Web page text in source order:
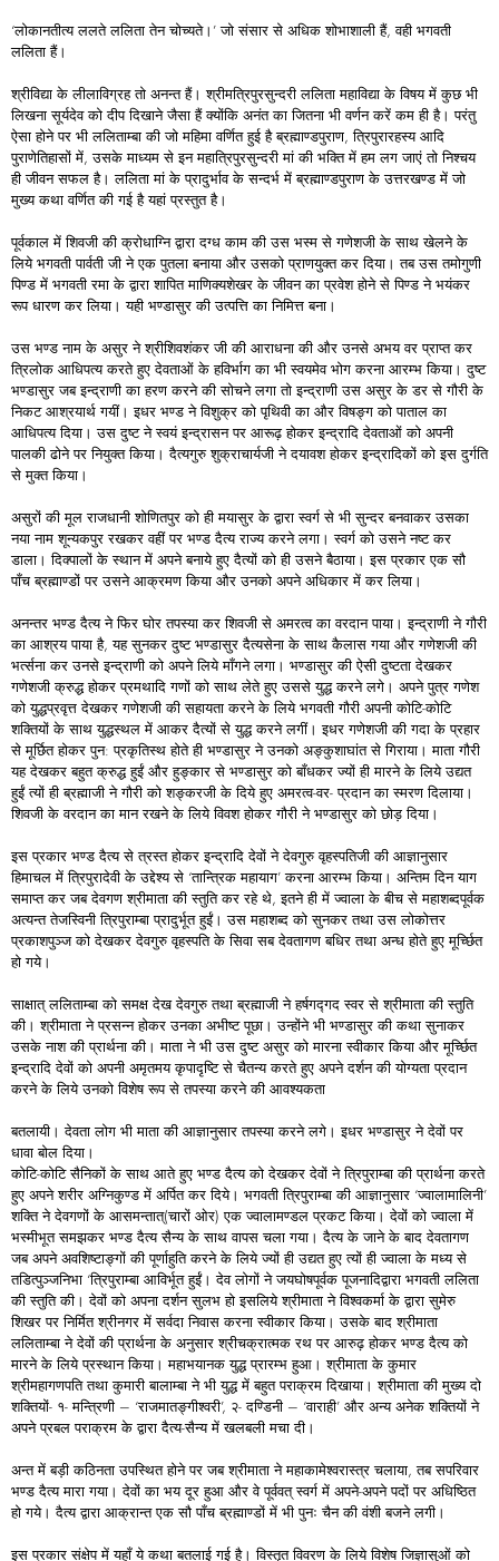
‘लोकानतीत्य ललते ललिता तेन चोच्यते।’ जो संसार से अधिक शोभाशाली हैं, वही भगवती
ललिता हैं।
श्रीविद्या के लीलाविग्रह तो अनन्त हैं। श्रीमत्रिपुरसुन्दरी ललिता महाविद्या के विषय में कुछ भी
लिखना सूर्यदेव को दीप दिखाने जैसा हैं क्योंकि अनंत का जितना भी वर्णन करें कम ही है। परंतु
ऐसा होने पर भी ललिताम्बा की जो महिमा वर्णित हुई है ब्रह्माण्डपुराण, त्रिपुरारहस्य आदि
पुराणेतिहासों में, उसके माध्यम से इन महात्रिपुरसुन्दरी मां की भक्ति में हम लग जाएं तो निश्चय
ही जीवन सफल है। ललिता मां के प्रादुर्भाव के सन्दर्भ में ब्रह्माण्डपुराण के उत्तरखण्ड में जो
मुख्य कथा वर्णित की गई है यहां प्रस्तुत है।
पूर्वकाल में शिवजी की क्रोधाग्नि द्वारा दग्ध काम की उस भस्म से गणेशजी के साथ खेलने के
लिये भगवती पार्वती जी ने एक पुतला बनाया और उसको प्राणयुक्त कर दिया। तब उस तमोगुणी
पिण्ड में भगवती रमा के द्वारा शापित माणिक्यशेखर के जीवन का प्रवेश होने से पिण्ड ने भयंकर
रूप धारण कर लिया। यही भण्डासुर की उत्पत्ति का निमित्त बना।
उस भण्ड नाम के असुर ने श्रीशिवशंकर जी की आराधना की और उनसे अभय वर प्राप्त कर
त्रिलोक आधिपत्य करते हुए देवताओं के हविर्भाग का भी स्वयमेव भोग करना आरम्भ किया। दुष्ट
भण्डासुर जब इन्द्राणी का हरण करने की सोचने लगा तो इन्द्राणी उस असुर के डर से गौरी के
निकट आश्रयार्थ गयीं। इधर भण्ड ने विशुक्र को पृथिवी का और विषङ्ग को पाताल का
आधिपत्य दिया। उस दुष्ट ने स्वयं इन्द्रासन पर आरूढ़ होकर इन्द्रादि देवताओं को अपनी
पालकी ढोने पर नियुक्त किया। दैत्यगुरु शुक्राचार्यजी ने दयावश होकर इन्द्रादिकों को इस दुर्गति
से मुक्त किया।
असुरों की मूल राजधानी शोणितपुर को ही मयासुर के द्वारा स्वर्ग से भी सुन्दर बनवाकर उसका
नया नाम शून्यकपुर रखकर वहीं पर भण्ड दैत्य राज्य करने लगा। स्वर्ग को उसने नष्ट कर
डाला। दिक्पालों के स्थान में अपने बनाये हुए दैत्यों को ही उसने बैठाया। इस प्रकार एक सौ
पाँच ब्रह्माण्डों पर उसने आक्रमण किया और उनको अपने अधिकार में कर लिया।
अनन्तर भण्ड दैत्य ने फिर घोर तपस्या कर शिवजी से अमरत्व का वरदान पाया। इन्द्राणी ने गौरी
का आश्रय पाया है, यह सुनकर दुष्ट भण्डासुर दैत्यसेना के साथ कैलास गया और गणेशजी की
भर्त्सना कर उनसे इन्द्राणी को अपने लिये माँगने लगा। भण्डासुर की ऐसी दुष्टता देखकर
गणेशजी क्रुद्ध होकर प्रमथादि गणों को साथ लेते हुए उससे युद्ध करने लगे। अपने पुत्र गणेश
को युद्धप्रवृत्त देखकर गणेशजी की सहायता करने के लिये भगवती गौरी अपनी कोटि-कोटि
शक्तियों के साथ युद्धस्थल में आकर दैत्यों से युद्ध करने लगीं। इधर गणेशजी की गदा के प्रहार
से मूर्छित होकर पुन: प्रकृतिस्थ होते ही भण्डासुर ने उनको अङ्कुशाघांत से गिराया। माता गौरी
यह देखकर बहुत क्रुद्ध हुईं और हुङ्कार से भण्डासुर को बाँधकर ज्यों ही मारने के लिये उद्यत
हुईं त्यों ही ब्रह्माजी ने गौरी को शङ्करजी के दिये हुए अमरत्व-वर- प्रदान का स्मरण दिलाया।
शिवजी के वरदान का मान रखने के लिये विवश होकर गौरी ने भण्डासुर को छोड़ दिया।
इस प्रकार भण्ड दैत्य से त्रस्त होकर इन्द्रादि देवों ने देवगुरु वृहस्पतिजी की आज्ञानुसार
हिमाचल में त्रिपुरादेवी के उद्देश्य से ‘तान्त्रिक महायाग’ करना आरम्भ किया। अन्तिम दिन याग
समाप्त कर जब देवगण श्रीमाता की स्तुति कर रहे थे, इतने ही में ज्वाला के बीच से महाशब्दपूर्वक
अत्यन्त तेजस्विनी त्रिपुराम्बा प्रादुर्भूत हुईं। उस महाशब्द को सुनकर तथा उस लोकोत्तर
प्रकाशपुञ्ज को देखकर देवगुरु वृहस्पति के सिवा सब देवतागण बधिर तथा अन्ध होते हुए मूर्च्छित
हो गये।
साक्षात् ललिताम्बा को समक्ष देख देवगुरु तथा ब्रह्माजी ने हर्षगद्गद स्वर से श्रीमाता की स्तुति
की। श्रीमाता ने प्रसन्न होकर उनका अभीष्ट पूछा। उन्होंने भी भण्डासुर की कथा सुनाकर
उसके नाश की प्रार्थना की। माता ने भी उस दुष्ट असुर को मारना स्वीकार किया और मूर्च्छित
इन्द्रादि देवों को अपनी अमृतमय कृपादृष्टि से चैतन्य करते हुए अपने दर्शन की योग्यता प्रदान
करने के लिये उनको विशेष रूप से तपस्या करने की आवश्यकता
बतलायी। देवता लोग भी माता की आज्ञानुसार तपस्या करने लगे। इधर भण्डासुर ने देवों पर
धावा बोल दिया।
कोटि-कोटि सैनिकों के साथ आते हुए भण्ड दैत्य को देखकर देवों ने त्रिपुराम्बा की प्रार्थना करते
हुए अपने शरीर अग्निकुण्ड में अर्पित कर दिये। भगवती त्रिपुराम्बा की आज्ञानुसार ‘ज्वालामालिनी’
शक्ति ने देवगणों के आसमन्तात्(चारों ओर) एक ज्वालामण्डल प्रकट किया। देवों को ज्वाला में
भस्मीभूत समझकर भण्ड दैत्य सैन्य के साथ वापस चला गया। दैत्य के जाने के बाद देवतागण
जब अपने अवशिष्टाङ्गों की पूर्णाहुति करने के लिये ज्यों ही उद्यत हुए त्यों ही ज्वाला के मध्य से
तडित्पुञ्जनिभा ‘त्रिपुराम्बा आविर्भूत हुईं। देव लोगों ने जयघोषपूर्वक पूजनादिद्वारा भगवती ललिता
की स्तुति की। देवों को अपना दर्शन सुलभ हो इसलिये श्रीमाता ने विश्वकर्मा के द्वारा सुमेरु
शिखर पर निर्मित श्रीनगर में सर्वदा निवास करना स्वीकार किया। उसके बाद श्रीमाता
ललिताम्बा ने देवों की प्रार्थना के अनुसार श्रीचक्रात्मक रथ पर आरुढ़ होकर भण्ड दैत्य को
मारने के लिये प्रस्थान किया। महाभयानक युद्ध प्रारम्भ हुआ। श्रीमाता के कुमार
श्रीमहागणपति तथा कुमारी बालाम्बा ने भी युद्ध में बहुत पराक्रम दिखाया। श्रीमाता की मुख्य दो
शक्तियों- १- मन्त्रिणी – ‘राजमातङ्गीश्वरी’, २- दण्डिनी – ‘वाराही’ और अन्य अनेक शक्तियों ने
अपने प्रबल पराक्रम के द्वारा दैत्य-सैन्य में खलबली मचा दी।
अन्त में बड़ी कठिनता उपस्थित होने पर जब श्रीमाता ने महाकामेश्वरास्त्र चलाया, तब सपरिवार
भण्ड दैत्य मारा गया। देवों का भय दूर हुआ और वे पूर्ववत् स्वर्ग में अपने-अपने पदों पर अधिष्ठित
हो गये। दैत्य द्वारा आक्रान्त एक सौ पाँच ब्रह्माण्डों में भी पुनः चैन की वंशी बजने लगी।
इस प्रकार संक्षेप में यहाँ ये कथा बतलाई गई है। विस्तृत विवरण के लिये विशेष जिज्ञासुओं को